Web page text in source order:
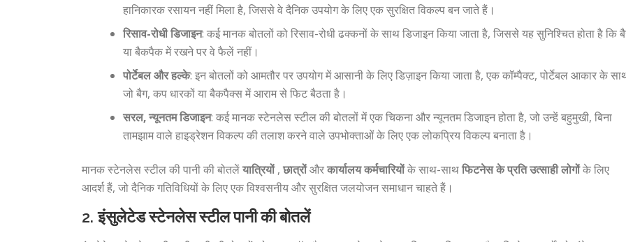
हानिकारक रसायन नहीं मिला है, जिससे वे दैनिक उपयोग के लिए एक सुरक्षित विकल्प बन जाते हैं।
रिसाव-रोधी डिजाइन: कई मानक बोतलों को रिसाव-रोधी ढक्कनों के साथ डिजाइन किया जाता है, जिससे यह सुनिश्चित होता है कि
या बैकपैक में रखने पर वे फैलें नहीं।
पोर्टेबल और हल्के: इन बोतलों को आमतौर पर उपयोग में आसानी के लिए डिज़ाइन किया जाता है, एक कॉम्पैक्ट, पोर्टेबल आकार के
जो बैग, कप धारकों या बैकपैक्स में आराम से फिट बैठता है।
सरल, न्यूनतम डिजाइन: कई मानक स्टेनलेस स्टील की बोतलों में एक चिकना और न्यूनतम डिजाइन होता है, जो उन्हें बहुमुखी, बिना
तामझाम वाले हाइड्रेशन विकल्प की तलाश करने वाले उपभोक्ताओं के लिए एक लोकप्रिय विकल्प बनाता है।
मानक स्टेनलेस स्टील की पानी की बोतलेंयात्रियों, छात्रोंऔरकार्यालय कर्मचारियोंके साथ-साथफिटनेस के प्रति उत्साही लोगोंके लिए
आदर्श हैं, जो दैनिक गतिविधियों के लिए एक विश्वसनीय और सुरक्षित जलयोजन समाधान चाहते हैं।
2.इंसुलेटेड स्टेनलेस स्टील पानी की बोतलें